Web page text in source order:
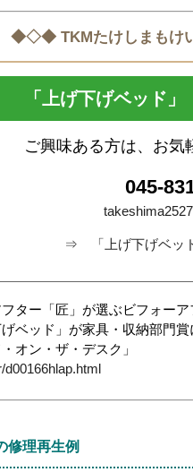
◆◇◆ TKMたけしまもけ
「上げ下げベッド
ご興味ある方は、お気
045-
⇒ 「上げ下げベッ
ター「匠」が選ぶビフォーア
ベッド」が家具・収納部門賞
オン・ザ・デスク」
d00166hlap.html
理再生例